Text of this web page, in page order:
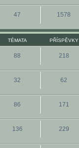
47 1578
TÉMATA PŘÍSPĚVKY
88 218
32 62
86 171
136 229